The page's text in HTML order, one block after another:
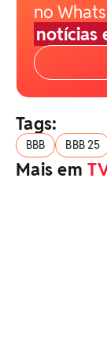
no
notícias
Tags:
BBB BBB 25
Mais em